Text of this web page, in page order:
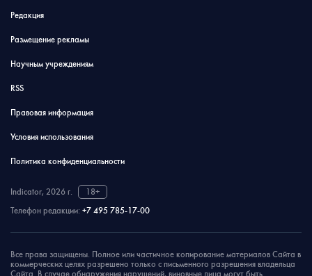
Редакция
Размещение рекламы
Научным учреждениям
RSS
Правовая информация
Условия использования
Политика конфиденциальности
Indicator, 2026 г.
18+
Телефон редакции: +7 495 785-17-00
Все права защищены. Полное или частичное копирование материалов Сайта в
коммерческих целях разрешено только с письменного разрешения владельца
Сайта. В случае обнаружения нарушений, виновные лица могут быть